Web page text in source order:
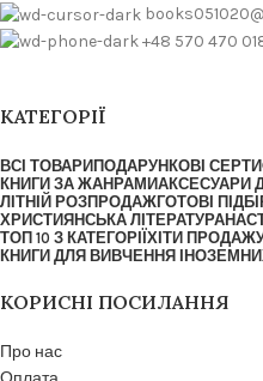
+48 570 470
КАТЕГОРІЇ
ВСІ ТОВАРИ ПОДАРУНКОВІ
КНИГИ ЗА ЖАНРАМИАКСЕСУАРИ
ЛІТНІЙ РОЗПРОДАЖГОТОВІ
ХРИСТИЯНСЬКА ЛІТЕРАТУРА
ТОП 10 З КАТЕГОРІЇ ХІТИ
КНИГИ ДЛЯ ВИВЧЕННЯ
КОРИСНІ ПОСИЛАННЯ
Про нас